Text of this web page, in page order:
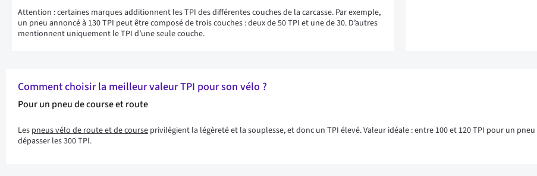
Attention : certaines marques additionnent les TPI des différentes couches de la carcasse. Par exemple,
un pneu annoncé à 130 TPI peut être composé de trois couches : deux de 50 TPI et une de 30. D’autres
mentionnent uniquement le TPI d’une seule couche.
Comment choisir la meilleur valeur TPI pour son vélo ?
Pour un pneu de course et route
Les pneus vélo de route et de course privilégient la légèreté et la souplesse, et donc un TPI élevé. Valeur idéale : entre 100 et 120 TPI pour un
dépasser les 300 TPI.